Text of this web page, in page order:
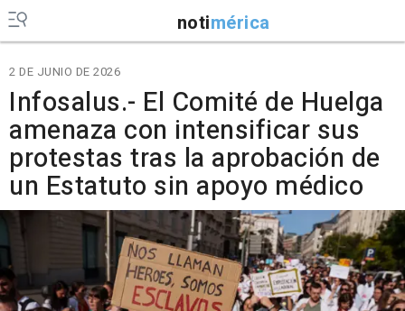
notimérica
2 DE JUNIO DE 2026
Infosalus.- El Comité de Huelga
amenaza con intensificar sus
protestas tras la aprobación de
un Estatuto sin apoyo médico